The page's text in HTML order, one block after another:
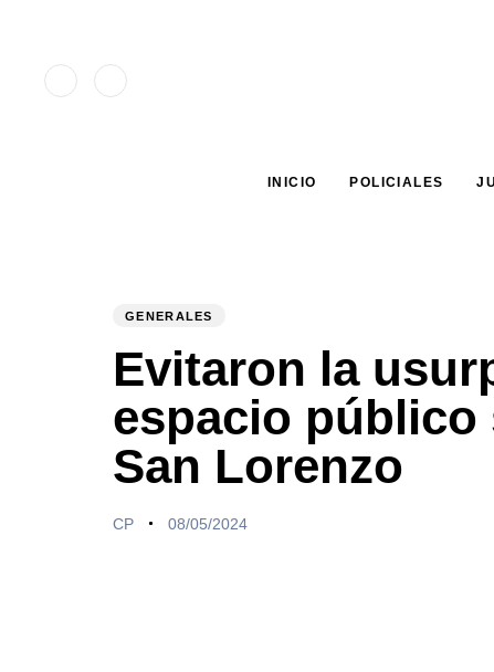
INICIO POLICIALES
PUBLISHED
GENERALES
Evitaron la
espacio público
San Lorenzo
Author
CP
Published
08/05/2024